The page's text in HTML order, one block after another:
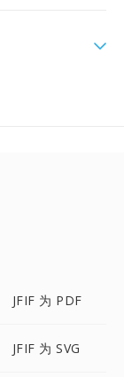
JFIF 为 PDF
JFIF 为 SVG